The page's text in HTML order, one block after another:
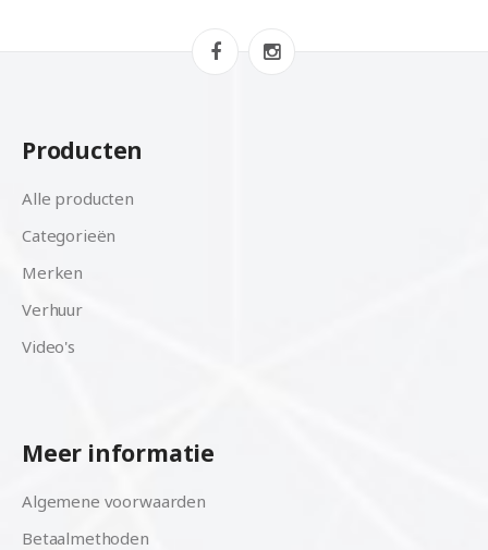
Producten
Alle producten
Categorieën
Merken
Verhuur
Video's
Meer informatie
Algemene voorwaarden
Betaalmethoden